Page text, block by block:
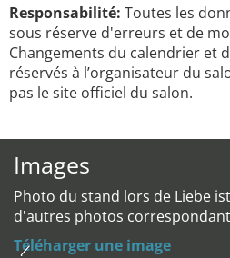
Responsabilité: Toutes les
sous réserve d'erreurs et de
Changements du calendrier et
réservés à l’organisateur du
pas le site officiel du salon.
Images
Photo du stand lors de Liebe
d'autres photos
Téléharger une image